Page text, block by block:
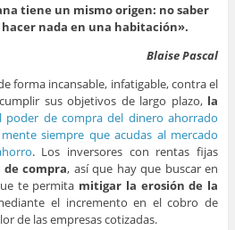
tiene un mismo origen: no saber
nada en una habitación».
Blaise Pascal
forma incansable, infatigable, contra el
sus objetivos de largo plazo, la
poder de compra del dinero ahorrado
siempre que acudas al mercado
. Los inversores con rentas fijas
de compra, así que hay que buscar en
te permita mitigar la erosión de la
el incremento en el cobro de
de las empresas cotizadas.